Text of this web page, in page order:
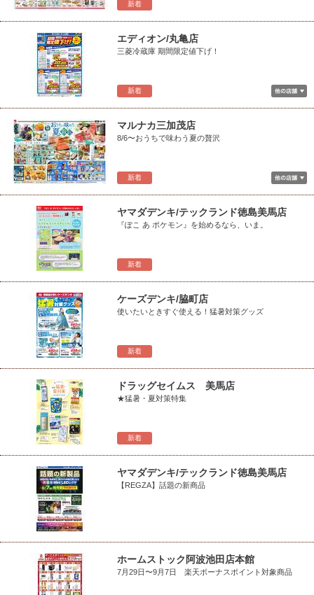
新着
新着
エディオン/丸亀店
三菱冷蔵庫 期間限定値下げ！
新着
マルナカ三加茂店
8/6〜おうちで味わう夏の贅沢
新着
ヤマダデンキ/テックランド徳島美馬店
『ぽこ あ ポケモン』を始めるなら、いま。
新着
ケーズデンキ/脇町店
使いたいときすぐ使える！猛暑対策グッズ
新着
ドラッグセイムス 美馬店
★猛暑・夏対策特集
ヤマダデンキ/テックランド徳島美馬店
【REGZA】話題の新商品
ホームストック阿波池田店本館
7月29日〜9月7日 楽天ボーナスポイント対象商品